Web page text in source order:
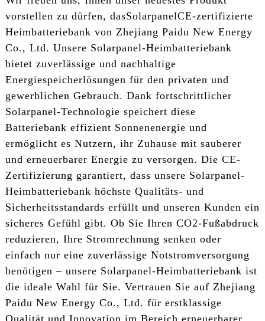
vorstellen zu dürfen, dasSolarpanelCE-zertifizierte
Heimbatteriebank von Zhejiang Paidu New Energy
Co., Ltd. Unsere Solarpanel-Heimbatteriebank
bietet zuverlässige und nachhaltige
Energiespeicherlösungen für den privaten und
gewerblichen Gebrauch. Dank fortschrittlicher
Solarpanel-Technologie speichert diese
Batteriebank effizient Sonnenenergie und
ermöglicht es Nutzern, ihr Zuhause mit sauberer
und erneuerbarer Energie zu versorgen. Die CE-
Zertifizierung garantiert, dass unsere Solarpanel-
Heimbatteriebank höchste Qualitäts- und
Sicherheitsstandards erfüllt und unseren Kunden ein
sicheres Gefühl gibt. Ob Sie Ihren CO2-Fußabdruck
reduzieren, Ihre Stromrechnung senken oder
einfach nur eine zuverlässige Notstromversorgung
benötigen – unsere Solarpanel-Heimbatteriebank ist
die ideale Wahl für Sie. Vertrauen Sie auf Zhejiang
Paidu New Energy Co., Ltd. für erstklassige
Qualität und Innovation im Bereich erneuerbarer